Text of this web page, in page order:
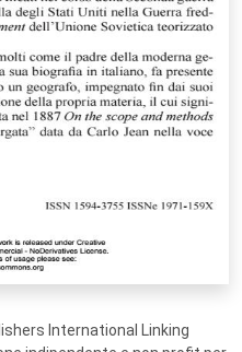
International Linking